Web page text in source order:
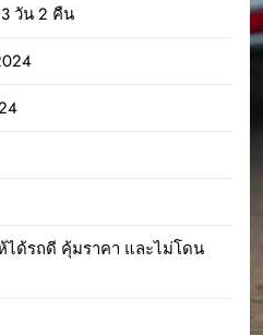
3 วัน 2 คืน
ได้รถดี คุ้มราคา และไม่โดน